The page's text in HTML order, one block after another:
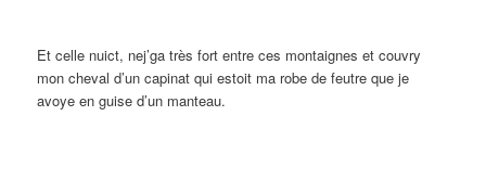
Et celle nuict, nej’ga très fort entre ces montaignes et couvry
mon cheval d’un capinat qui estoit ma robe de feutre que je
avoye en guise d’un manteau.